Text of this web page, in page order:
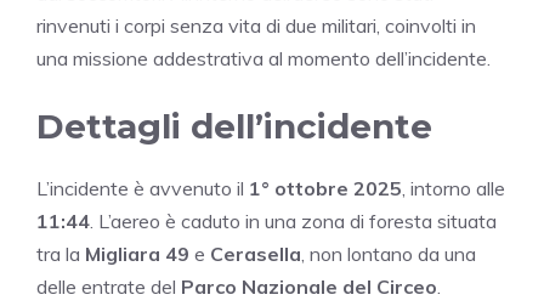
rinvenuti i corpi senza vita di due militari, coinvolti in
una missione addestrativa al momento dell’incidente.
Dettagli dell’incidente
L’incidente è avvenuto il 1° ottobre 2025, intorno alle
11:44. L’aereo è caduto in una zona di foresta situata
tra la Migliara 49 e Cerasella, non lontano da una
delle entrate del Parco Nazionale del Circeo.